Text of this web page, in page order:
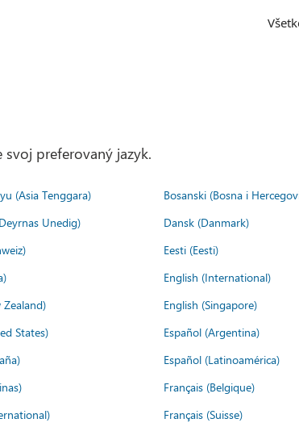
preferovaný jazyk.
(Asia Tenggara)
Bosanski (Bosna i
Unedig)
Dansk (Danmark)
Eesti (Eesti)
English (International)
Zealand)
English (Singapore)
States)
Español (Argentina)
Español (Latinoamérica)
Français (Belgique)
Français (Suisse)